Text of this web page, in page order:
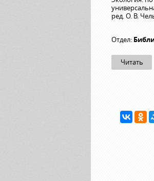
ред. О. В.
Отдел:
Читать